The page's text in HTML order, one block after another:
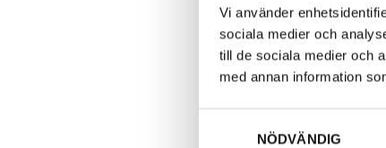
Vi använder
sociala medier och
till de sociala medier och
med annan information
NÖDVÄNDIG